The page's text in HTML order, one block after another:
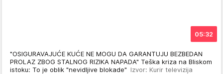
05:32
"OSIGURAVAJUĆE KUĆE NE MOGU DA GARANTUJU BEZBEDAN
PROLAZ ZBOG STALNOG RIZIKA NAPADA" Teška kriza na Bliskom
istoku: To je oblik "nevidljive blokade" Izvor: Kurir televizija